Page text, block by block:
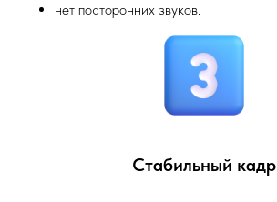
нет посторонних звуков.
Стабильный кадр